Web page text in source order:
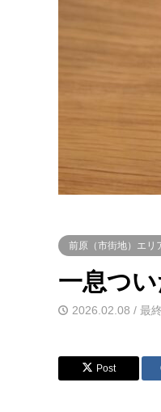
前原（市街地）エリ
一息つ
2026.02.08 / 最
Post